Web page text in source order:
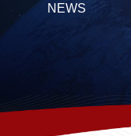
NEWS